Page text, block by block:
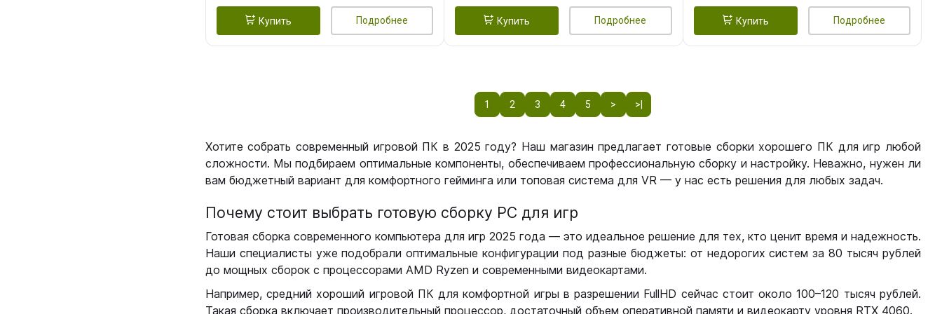
Купить Подробнее Купить Подробнее Купить Подробнее
1 2 3 4 5 > >|
Хотите собрать современный игровой ПК в 2025 году? Наш магазин предлагает готовые сборки хорошего ПК для игр любой
сложности. Мы подбираем оптимальные компоненты, обеспечиваем профессиональную сборку и настройку. Неважно, нужен ли
вам бюджетный вариант для комфортного гейминга или топовая система для VR — у нас есть решения для любых задач.
Почему стоит выбрать готовую сборку РС для игр
Готовая сборка современного компьютера для игр 2025 года — это идеальное решение для тех, кто ценит время и надежность.
Наши специалисты уже подобрали оптимальные конфигурации под разные бюджеты: от недорогих систем за 80 тысяч рублей
до мощных сборок с процессорами AMD Ryzen и современными видеокартами.
Например, средний хороший игровой ПК для комфортной игры в разрешении FullHD сейчас стоит около 100–120 тысяч рублей.
Такая сборка включает производительный процессор, достаточный объем оперативной памяти и видеокарту уровня RTX 4060.